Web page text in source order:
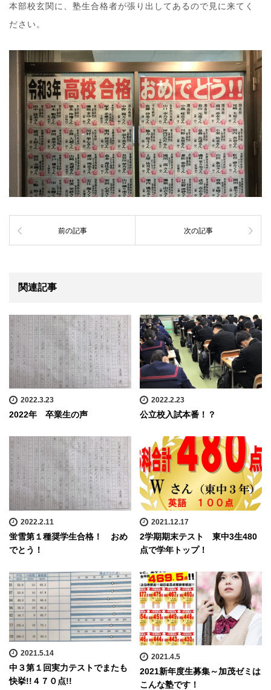
本部校玄関に、塾生合格者が張り出してあるので見に来てく
ださい。
前の記事 次の記事
関連記事
2022.3.23
2022年 卒業生の声
2022.2.23
公立校入試本番！？
2022.2.11
蛍雪第１種奨学生合格！ おめ
でとう！
2021.12.17
2学期期末テスト 東中3生480
点で学年トップ！
2021.5.14
中３第１回実力テストでまたも
快挙!!４７０点!!
2021.4.5
2021新年度生募集～加茂ゼミは
こんな塾です！